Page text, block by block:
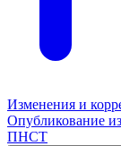
Изменения и
Опубликование
ПНСТ